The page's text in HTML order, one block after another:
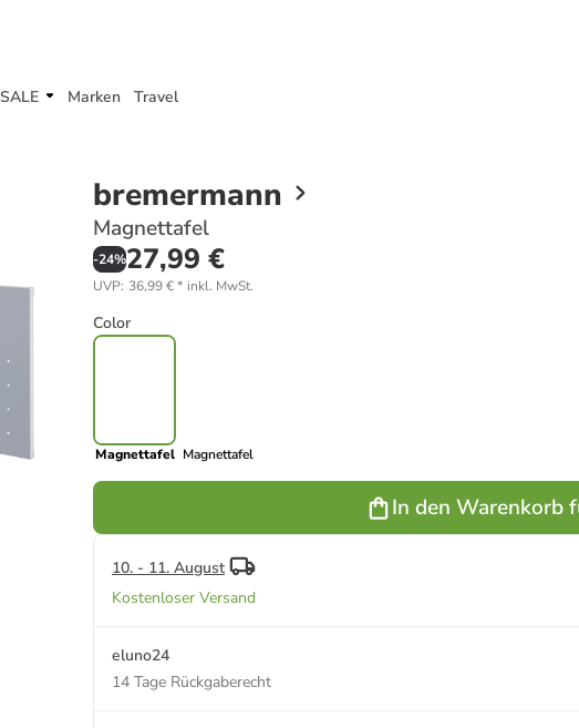
SALE Marken Travel
bremermann
Magnettafel
-24%27,99 €
UVP: 36,99 €* inkl. MwSt.
Color
Magnettafel Magnettafel
In den Warenkorb
10. - 11. August
Kostenloser Versand
eluno24
14 Tage Rückgaberecht